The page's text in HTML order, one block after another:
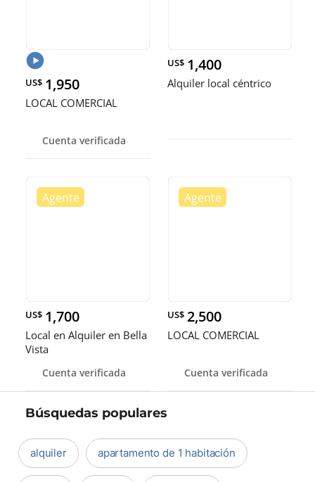
US$ 1,950
LOCAL COMERCIAL
Cuenta verificada
US$ 1,400
Alquiler local céntrico
US$ 1,700
Local en Alquiler en Bella
Vista
Cuenta verificada
US$ 2,500
LOCAL COMERCIAL
Cuenta verificada
Búsquedas populares
alquiler apartamento de 1 habitación